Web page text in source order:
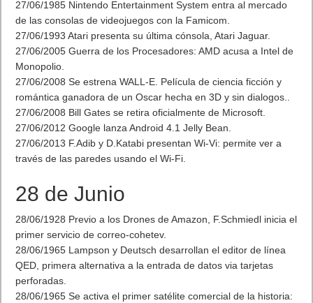
27/06/1985 Nintendo Entertainment System entra al mercado
de las consolas de videojuegos con la Famicom.
27/06/1993 Atari presenta su última cónsola, Atari Jaguar.
27/06/2005 Guerra de los Procesadores: AMD acusa a Intel de
Monopolio.
27/06/2008 Se estrena WALL-E. Película de ciencia ficción y
romántica ganadora de un Oscar hecha en 3D y sin dialogos..
27/06/2008 Bill Gates se retira oficialmente de Microsoft.
27/06/2012 Google lanza Android 4.1 Jelly Bean.
27/06/2013 F.Adib y D.Katabi presentan Wi-Vi: permite ver a
través de las paredes usando el Wi-Fi.
28 de Junio
28/06/1928 Previo a los Drones de Amazon, F.Schmiedl inicia el
primer servicio de correo-cohetev.
28/06/1965 Lampson y Deutsch desarrollan el editor de línea
QED, primera alternativa a la entrada de datos via tarjetas
perforadas.
28/06/1965 Se activa el primer satélite comercial de la historia: